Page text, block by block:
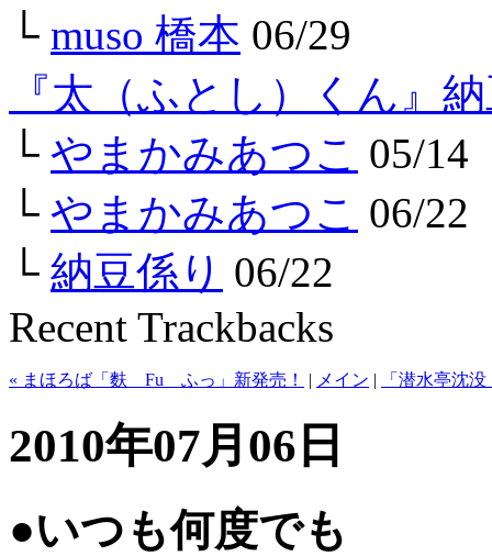
└ muso 橋本 06/29
『太（ふとし）くん』
└ やまかみあつこ 05/14
└ やまかみあつこ 06/22
└ 納豆係り 06/22
Recent Trackbacks
« まほろば「麩 Fu ふっ」新発売！ | メイン | 「潜水亭沈
2010年07月06日
●いつも何度でも